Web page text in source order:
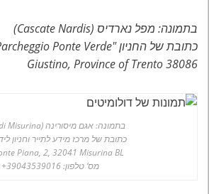
בתמונה: מפל נארדיס (Cascate Nardis)
כתובת של החניון "Parcheggio Ponte Verde" ליד המפל:
38086 Giustino, Province of Trento
בתמונה: אגם מיסורינה (Lago di Misurina)
כתובת של מרכז מידע לתייר וחניון
Piana, 2, 32041 Misurina BL
מס’ טלפון: 39043539016+